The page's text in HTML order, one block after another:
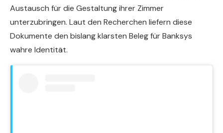
Austausch für die Gestaltung ihrer Zimmer
unterzubringen. Laut den Recherchen liefern diese
Dokumente den bislang klarsten Beleg für Banksys
wahre Identität.